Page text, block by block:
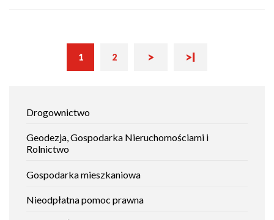
załatwić
sprawę
Drogownictwo
Geodezja, Gospodarka Nieruchomościami i
Rolnictwo
Gospodarka mieszkaniowa
Nieodpłatna pomoc prawna
spożycia
miejscem
sprzedaży
Stronicowanie
Bieżąca
1 Strona
2
Następna
>
Ostatnia
>I